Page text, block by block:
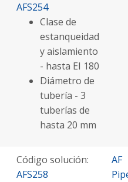
AFS254
Clase de
estanqueidad
y aislamiento
- hasta EI 180
Diámetro de
tubería - 3
tuberías de
hasta 20 mm
Código solución:
AFS258
AF